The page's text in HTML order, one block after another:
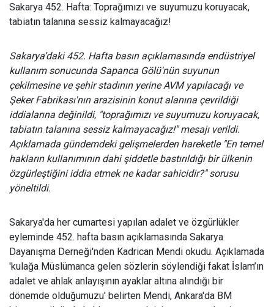
Sakarya 452. Hafta: Toprağımızı ve suyumuzu koruyacak,
tabiatın talanına sessiz kalmayacağız!
Sakarya’daki 452. Hafta basın açıklamasında endüstriyel
kullanım sonucunda Sapanca Gölü'nün suyunun
çekilmesine ve şehir stadının yerine AVM yapılacağı ve
Şeker Fabrikası'nın arazisinin konut alanına çevrildiği
iddialarına değinildi, "toprağımızı ve suyumuzu koruyacak,
tabiatın talanına sessiz kalmayacağız!" mesajı verildi.
Açıklamada gündemdeki gelişmelerden hareketle "En temel
hakların kullanımının dahi şiddetle bastırıldığı bir ülkenin
özgürleştiğini iddia etmek ne kadar sahicidir?" sorusu
yöneltildi.
Sakarya'da her cumartesi yapılan adalet ve özgürlükler
eyleminde 452. hafta basın açıklamasında Sakarya
Dayanışma Derneği'nden Kadrican Mendi okudu. Açıklamada
'kulağa Müslümanca gelen sözlerin söylendiği fakat İslam’ın
adalet ve ahlak anlayışının ayaklar altına alındığı bir
dönemde olduğumuzu' belirten Mendi, Ankara'da BM